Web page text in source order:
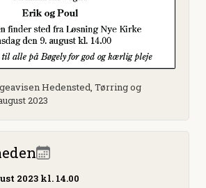
Hedensted, Tørring og
2023
2023 kl. 14.00